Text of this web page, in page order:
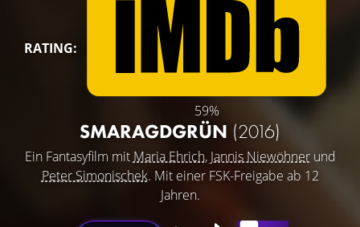
RATING:
59%
SMARAGDGRÜN (2016)
Ein Fantasyfilm mit Maria Ehrich, Jannis Niewöhnerund
Peter Simonischek. Mit einer FSK-Freigabe ab 12
Jahren.